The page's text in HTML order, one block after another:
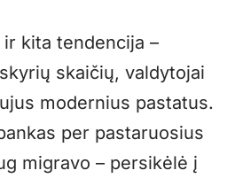
kita tendencija –
skaičių, valdytojai
modernius pastatus.
per pastaruosius
migravo – persikėlė į